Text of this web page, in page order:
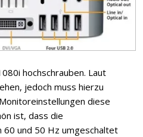
hochschrauben. Laut
jedoch muss hierzu
diese
ist, dass die
60 und 50 Hz umgeschaltet